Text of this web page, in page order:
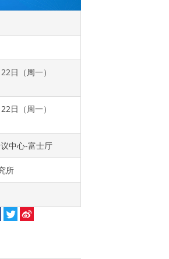
日（周一）
日（周一）
中心-富士厅
所